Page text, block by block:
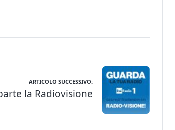
ARTICOLO SUCCESSIVO:
la Radiovisione